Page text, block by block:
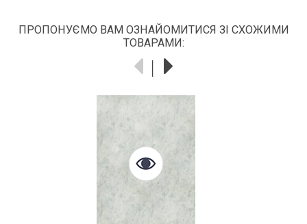
ПРОПОНУЄМО ВАМ ОЗНАЙОМИТИСЯ ЗІ СХОЖИМИ
ТОВАРАМИ: